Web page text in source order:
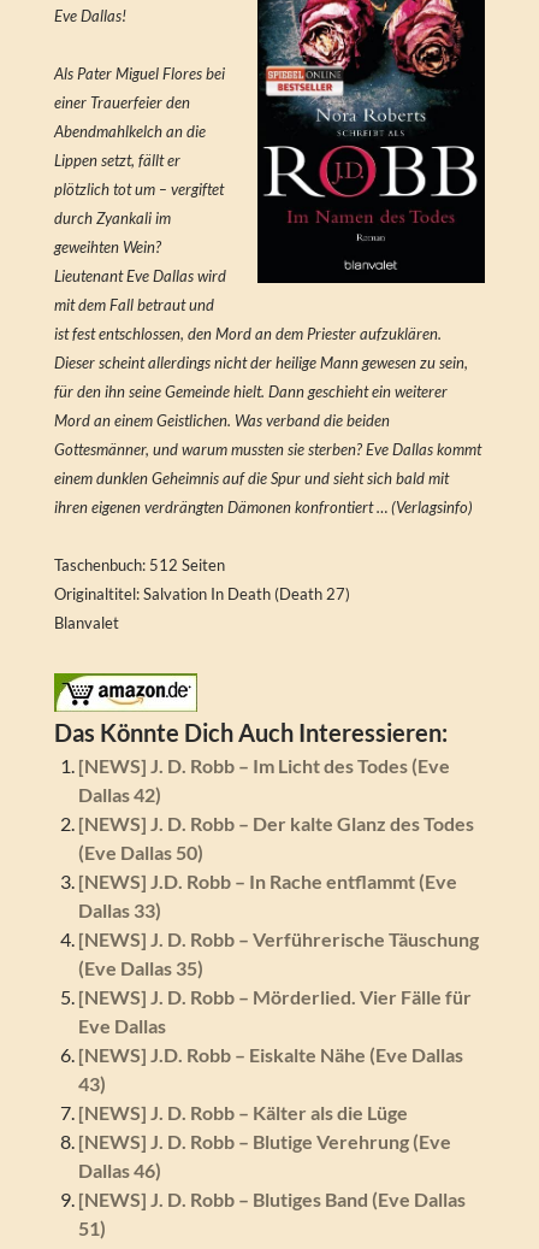
Eve Dallas!
Als Pater Miguel Flores bei
einer Trauerfeier den
Abendmahlkelch an die
Lippen setzt, fällt er
plötzlich tot um – vergiftet
durch Zyankali im
geweihten Wein?
Lieutenant Eve Dallas wird
mit dem Fall betraut und
ist fest entschlossen, den Mord an dem Priester aufzuklären.
Dieser scheint allerdings nicht der heilige Mann gewesen zu sein,
für den ihn seine Gemeinde hielt. Dann geschieht ein weiterer
Mord an einem Geistlichen. Was verband die beiden
Gottesmänner, und warum mussten sie sterben? Eve Dallas kommt
einem dunklen Geheimnis auf die Spur und sieht sich bald mit
ihren eigenen verdrängten Dämonen konfrontiert … (Verlagsinfo)
Taschenbuch: 512 Seiten
Originaltitel: Salvation In Death (Death 27)
Blanvalet
Das Könnte Dich Auch Interessieren:
[NEWS] J. D. Robb – Im Licht des Todes (Eve
Dallas 42)
[NEWS] J. D. Robb – Der kalte Glanz des Todes
(Eve Dallas 50)
[NEWS] J.D. Robb – In Rache entflammt (Eve
Dallas 33)
[NEWS] J. D. Robb – Verführerische Täuschung
(Eve Dallas 35)
[NEWS] J. D. Robb – Mörderlied. Vier Fälle für
Eve Dallas
[NEWS] J.D. Robb – Eiskalte Nähe (Eve Dallas
43)
[NEWS] J. D. Robb – Kälter als die Lüge
[NEWS] J. D. Robb – Blutige Verehrung (Eve
Dallas 46)
[NEWS] J. D. Robb – Blutiges Band (Eve Dallas
51)